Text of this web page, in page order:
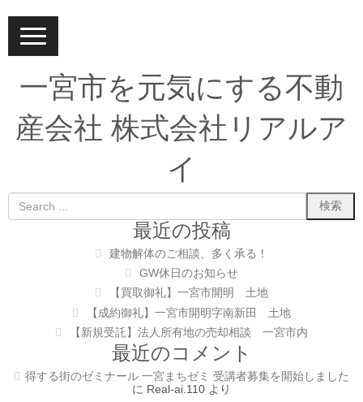
N
a
v
g
i
o
一宮市を元気にする不動
産会社 株式会社リアルア
イ
最近の投稿
建物解体のご相談、多く承る！
GW休日のお知らせ
【買取御礼】一宮市開明 土地
【成約御礼】一宮市開明字南新田 土地
【新規受託】法人所有地の売却相談 一宮市内
最近のコメント
得する街のゼミナール 一宮まちゼミ 受講者募集を開始しました
に Real-ai.110 より